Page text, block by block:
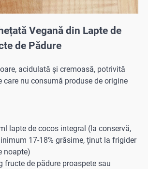
Vegană din Lapte de
de Pădure
acidulată și cremoasă, potrivită
care nu consumă produse de origine
lapte de cocos integral (la conservă,
17-18% grăsime, ținut la frigider
noapte)
fructe de pădure proaspete sau